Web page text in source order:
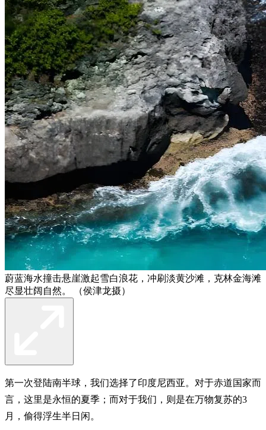
蔚蓝海水撞击悬崖激起雪白浪花，冲刷淡黄沙滩，克林金海滩
尽显壮阔自然。 （侯津龙摄）
第一次登陆南半球，我们选择了印度尼西亚。对于赤道国家而
言，这里是永恒的夏季；而对于我们，则是在万物复苏的3
月，偷得浮生半日闲。